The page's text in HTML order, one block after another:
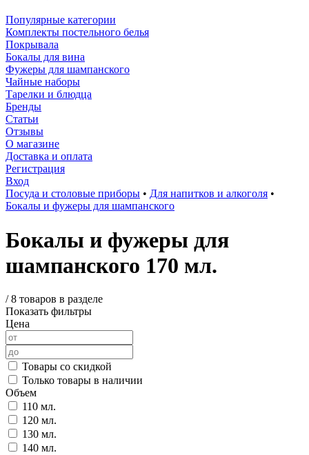
Популярные категории
Комплекты постельного белья
Покрывала
Бокалы для вина
Фужеры для шампанского
Чайные наборы
Тарелки и блюдца
Бренды
Статьи
Отзывы
О магазине
Доставка и оплата
Регистрация
Вход
Посуда и столовые приборы • Для напитков и алкоголя •
Бокалы и фужеры для шампанского
Бокалы и фужеры для
шампанского 170 мл.
/8 товаров в разделе
Показать фильтры
Цена
Товары со скидкой
Только товары в наличии
Объем
110 мл.
120 мл.
130 мл.
140 мл.